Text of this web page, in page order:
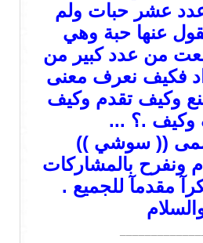
عشر حبات ولم
عنها حبة وهي
من عدد كبير من
فكيف نعرف معنى
وكيف تقدم وكيف
وكيف .؟ ...
(( سوشي ))
ونفرح بالمشاركات
مقدمآ للجميع .